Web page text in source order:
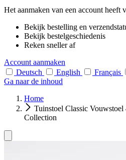
Het aanmaken van een account heeft
Bekijk bestelling en
Bekijk bestelgeschiedenis
Reken sneller af
Account aanmaken
Deutsch
English Français
Ga naar de inhoud
Home
Tuinstoel Classic
Collection